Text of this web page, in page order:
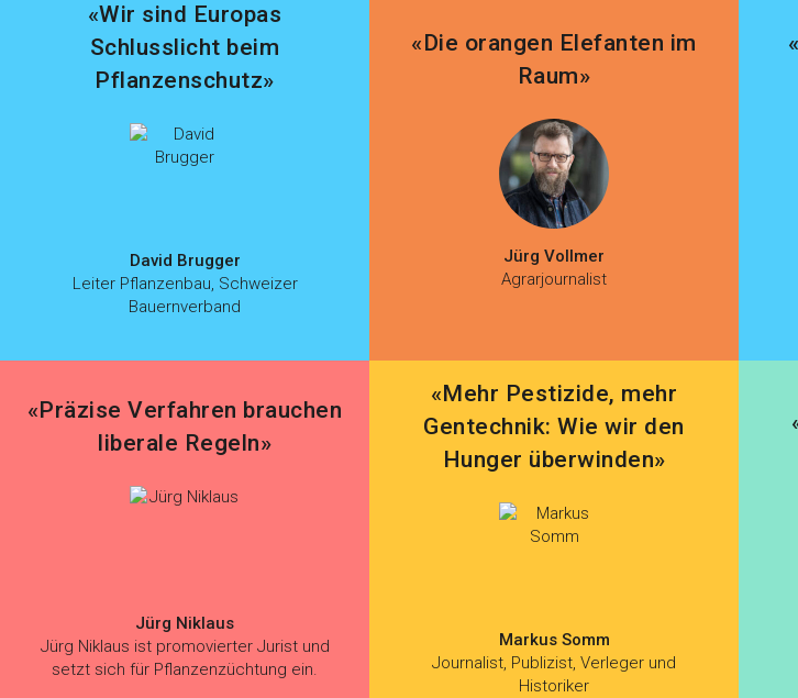
«Wir sind Europas
Schlusslicht beim
Pflanzenschutz»
David Brugger
Leiter Pflanzenbau, Schweizer
Bauernverband
«Die orangen Elefanten im
Raum»
Jürg Vollmer
Agrarjournalist
«Präzise Verfahren brauchen
liberale Regeln»
Jürg Niklaus
Jürg Niklaus ist promovierter Jurist und
setzt sich für Pflanzenzüchtung ein.
«Mehr Pestizide, mehr
Gentechnik: Wie wir den
Hunger überwinden»
Markus Somm
Journalist, Publizist, Verleger und
Historiker